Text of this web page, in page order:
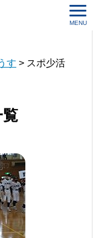
MENU
す > スポ少活